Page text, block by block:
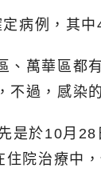
病例，其
萬華區都
過，感染
於10月
院治療中，